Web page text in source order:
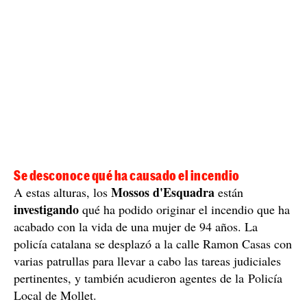
Se desconoce qué ha causado el incendio
A estas alturas, los Mossos d'Esquadra están
investigando qué ha podido originar el incendio que ha
acabado con la vida de una mujer de 94 años. La
policía catalana se desplazó a la calle Ramon Casas con
varias patrullas para llevar a cabo las tareas judiciales
pertinentes, y también acudieron agentes de la Policía
Local de Mollet.